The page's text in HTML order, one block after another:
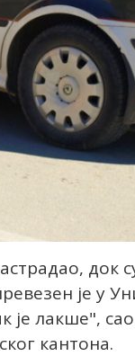
док
је у
је лакше",
кантона.